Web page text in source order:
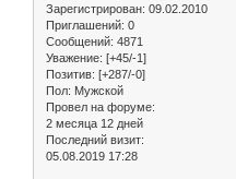
Зарегистрирован: 09.02.2010
Приглашений: 0
Сообщений: 4871
Уважение: [+45/-1]
Позитив: [+287/-0]
Пол: Мужской
Провел на форуме:
2 месяца 12 дней
Последний визит:
05.08.2019 17:28